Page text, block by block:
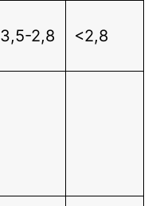
3,5-2,8 <2,8